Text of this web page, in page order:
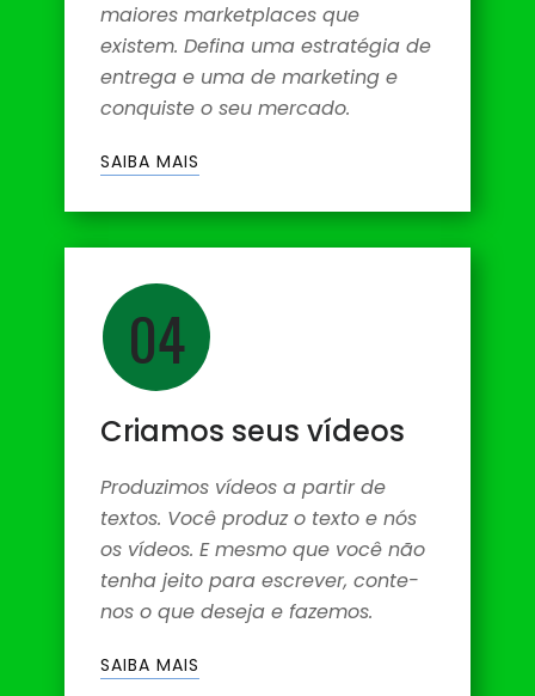
maiores marketplaces que
existem. Defina uma estratégia de
entrega e uma de marketing e
conquiste o seu mercado.
SAIBA MAIS
04
Criamos seus vídeos
Produzimos vídeos a partir de
textos. Você produz o texto e nós
os vídeos. E mesmo que você não
tenha jeito para escrever, conte-
nos o que deseja e fazemos.
SAIBA MAIS